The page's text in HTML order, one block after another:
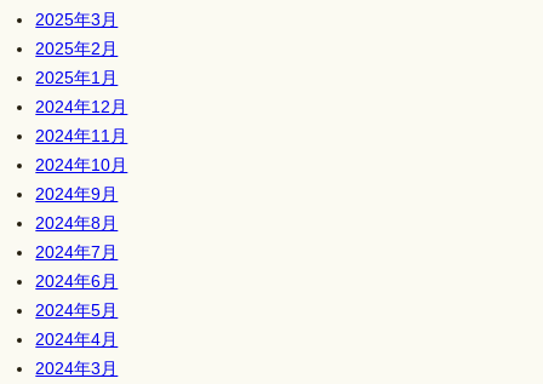
2025年3月
2025年2月
2025年1月
2024年12月
2024年11月
2024年10月
2024年9月
2024年8月
2024年7月
2024年6月
2024年5月
2024年4月
2024年3月